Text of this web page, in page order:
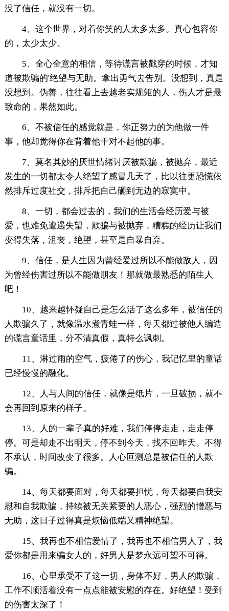
没了信任，就没有一切。
4、这个世界，对着你笑的人太多太多。真心包容你
的，太少太少。
5、全心全意的相信，等待谎言被戳穿的时候，才知
道被欺骗的'绝望与无助。拿出勇气去告别。没想到，真是
没想到。伪善，往往看上去越老实规矩的人，伤人才是最
致命的，果然如此。
6、不被信任的感觉就是，你正努力的为他做一件
事，他却觉得你在背着他干对不起他的事。
7、莫名其妙的厌世情绪讨厌被欺骗，被抛弃，最近
发生的一切都太令人绝望了感冒几天了，比以往更恐慌依
然排斥过度社交，排斥把自己砸到无边的寂寞中。
8、一切，都会过去的，我们的生活会经历爱与被
爱，也难免遭遇失望，欺骗与被抛弃，糟糕的经历让我们
变得失落，沮丧，绝望，甚至是自暴自弃。
9、信任，是人生因为曾经爱过所以不能做敌人，因
为曾经伤害过所以不能做朋友！那就做最熟悉的陌生人
吧！
10、越来越怀疑自己是怎么活了这么多年，被信任的
人欺骗久了，就像温水煮青蛙一样，每天都过被他人编造
的谎言童话里，分不清真假，真特么讽刺。
11、淋过雨的空气，疲倦了的伤心，我记忆里的童话
已经慢慢的融化。
12、人与人间的信任，就像是纸片，一旦破损，就不
会再回到原来的样子。
13、人的一辈子真的好难，我们停停走走，走走停
停。可是却走不出明天，停不到今天，找不回昨天。不得
不承认，时间改变了很多。人心叵测总是被信任的人欺
骗。
14、每天都要面对，每天都要担忧，每天都要自我安
慰和自我欺骗，持续被无关紧要的人恶心，强烈的憎恶与
无助，这日子过得真是烦恼低端又精神绝望。
15、我再也不相信爱情了，我再也不相信男人了，我
爱你都是用来骗女人的，好男人是梦永远可望不可得。
16、心里承受不了这一切，身体不好，男人的欺骗，
工作不顺活着没有一点点能被安慰的存在。好绝望！受到
的伤害太深了！